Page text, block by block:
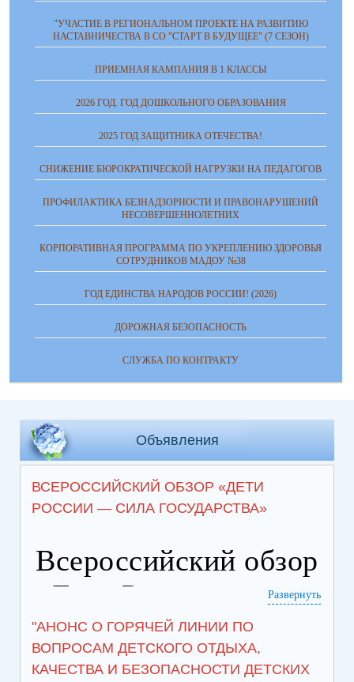
"УЧАСТИЕ В РЕГИОНАЛЬНОМ ПРОЕКТЕ НА РАЗВИТИЮ
НАСТАВНИЧЕСТВА В СО "СТАРТ В БУДУЩЕЕ" (7 СЕЗОН)
ПРИЕМНАЯ КАМПАНИЯ В 1 КЛАССЫ
2026 ГОД. ГОД ДОШКОЛЬНОГО ОБРАЗОВАНИЯ
2025 ГОД ЗАЩИТНИКА ОТЕЧЕСТВА!
СНИЖЕНИЕ БЮРОКРАТИЧЕСКОЙ НАГРУЗКИ НА ПЕДАГОГОВ
ПРОФИЛАКТИКА БЕЗНАДЗОРНОСТИ И ПРАВОНАРУШЕНИЙ
НЕСОВЕРШЕННОЛЕТНИХ
КОРПОРАТИВНАЯ ПРОГРАММА ПО УКРЕПЛЕНИЮ ЗДОРОВЬЯ
СОТРУДНИКОВ МАДОУ №38
ГОД ЕДИНСТВА НАРОДОВ РОССИИ! (2026)
ДОРОЖНАЯ БЕЗОПАСНОСТЬ
СЛУЖБА ПО КОНТРАКТУ
Объявления
ВСЕРОССИЙСКИЙ ОБЗОР «ДЕТИ
РОССИИ — СИЛА ГОСУДАРСТВА»
Всероссийский обзор
«Дети России — сила
государства»
25.07.2026 - отНовости
Развернуть
"АНОНС О ГОРЯЧЕЙ ЛИНИИ ПО
ВОПРОСАМ ДЕТСКОГО ОТДЫХА,
КАЧЕСТВА И БЕЗОПАСНОСТИ ДЕТСКИХ